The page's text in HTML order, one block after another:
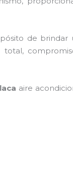
de brindar
aire